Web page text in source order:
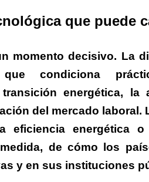
que puede
momento decisivo. La
condiciona
energética,
del mercado
eficiencia energética
de cómo los
y en sus instituciones